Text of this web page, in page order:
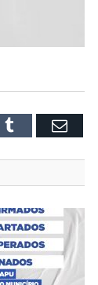
Tumblr Email